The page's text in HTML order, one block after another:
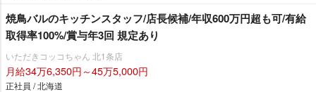
焼鳥バルのキッチンスタッフ/店長候補/年収600万円超も可/有給
取得率100%/賞与年3回 規定あり
いただきコッコちゃん 北1条店
月給34万6,350円～45万5,000円
正社員 / 北海道